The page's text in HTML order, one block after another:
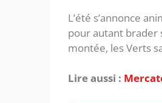
‎L’été s’annonce
pour autant brader
montée, les Verts
Lire aussi :